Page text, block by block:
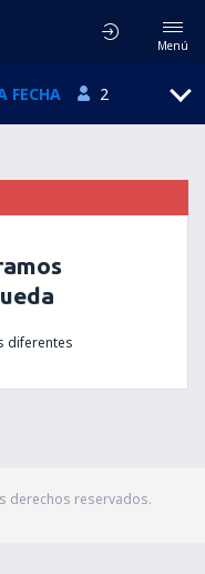
Menú
FECHA 2
diferentes
derechos reservados.